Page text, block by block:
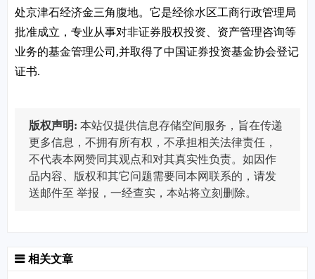
处京津石经济金三角腹地。它是经徐水区工商行政管理局
批准成立，专业从事对非证券股权投资、资产管理咨询等
业务的基金管理公司,并取得了中国证券投资基金协会登记
证书.
版权声明: 本站仅提供信息存储空间服务，旨在传递
更多信息，不拥有所有权，不承担相关法律责任，
不代表本网赞同其观点和对其真实性负责。如因作
品内容、版权和其它问题需要同本网联系的，请发
送邮件至 举报，一经查实，本站将立刻删除。
相关文章